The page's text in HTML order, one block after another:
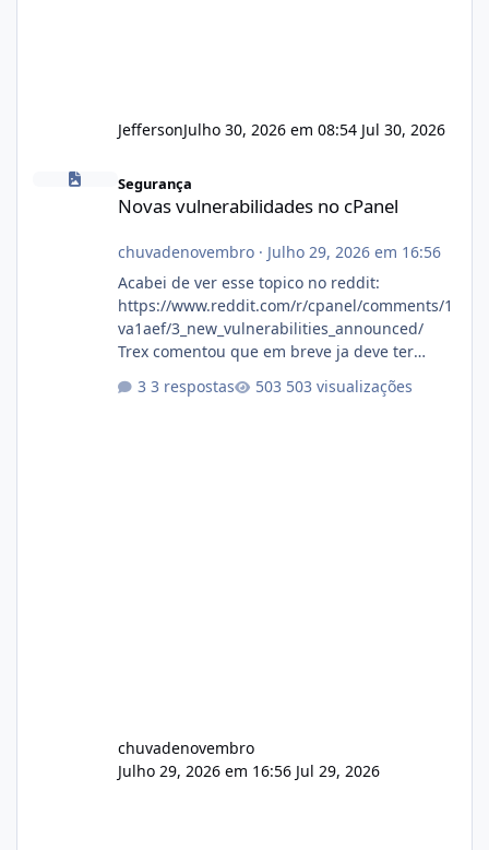
JeffersonJulho 30, 2026 em 08:54 Jul 30, 2026
Novas vulnerabilidades no cPanel
Segurança
Novas vulnerabilidades no cPanel
chuvadenovembro· Julho 29, 2026 em 16:56
Acabei de ver esse topico no reddit:
https://www.reddit.com/r/cpanel/comments/1
va1aef/3_new_vulnerabilities_announced/
Trex comentou que em breve ja deve ter
3 respostas 503 visualizações
chuvadenovembro
Julho 29, 2026 em 16:56 Jul 29, 2026